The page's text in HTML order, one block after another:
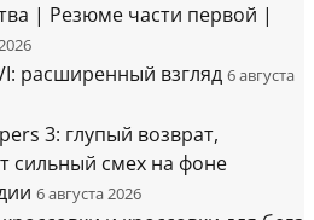
| Резюме части первой |
расширенный взгляд 6 августа
3: глупый возврат,
сильный смех на фоне
6 августа 2026